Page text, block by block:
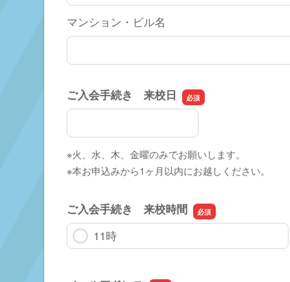
マンション・ビル名
ご入会手続き 来校日
ご入会手続き 来校日
※火、水、木、金曜のみでお願いします。
※本お申込みから1ヶ月以内にお越しください。
ご入会手続き 来校時間
11時